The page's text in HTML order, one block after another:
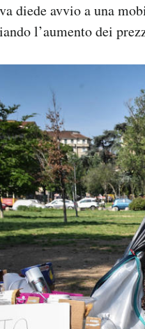
diede avvio a una
l’aumento dei